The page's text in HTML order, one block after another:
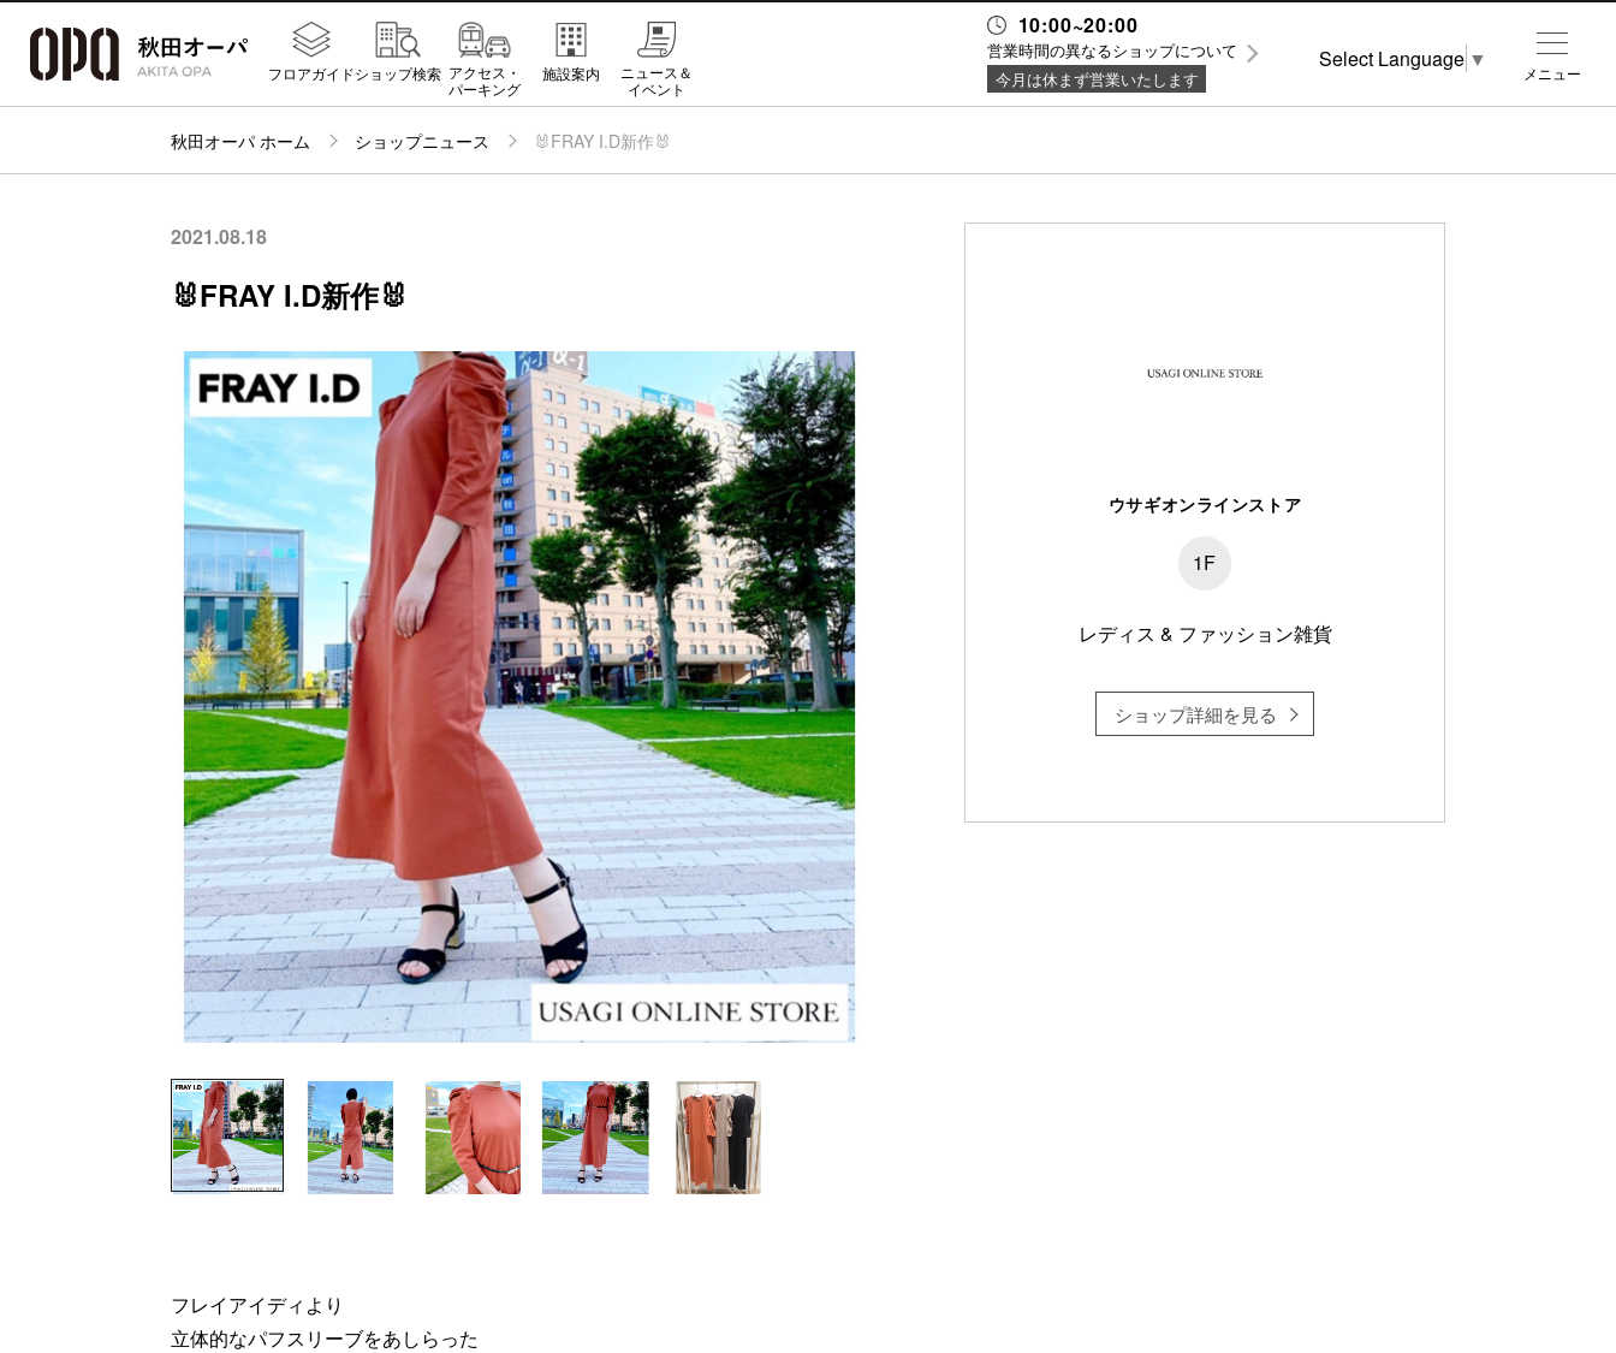
10:00~20:00
営業時間の異なるショップについて
今月は休まず営業いたします
フロアガイドショップ検索 アクセス・
パーキング
施設案内
ニュース＆
イベント
秋田オーパ ホーム ショップニュース 🐰FRAY I.D新作🐰
2021.08.18
🐰FRAY I.D新作🐰
フレイアイディより
立体的なパフスリーブをあしらった
ウサギオンラインストア
1F
レディス & ファッション雑貨
ショップ詳細を見る
メニュー
Select Language ▼